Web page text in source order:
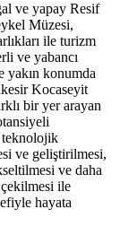
ve yapay Resif
Müzesi,
ile turizm
ve yabancı
yakın konumda
Kocaseyit
bir yer arayan
teknolojik
ve geliştirilmesi,
ve daha
ile
hayata